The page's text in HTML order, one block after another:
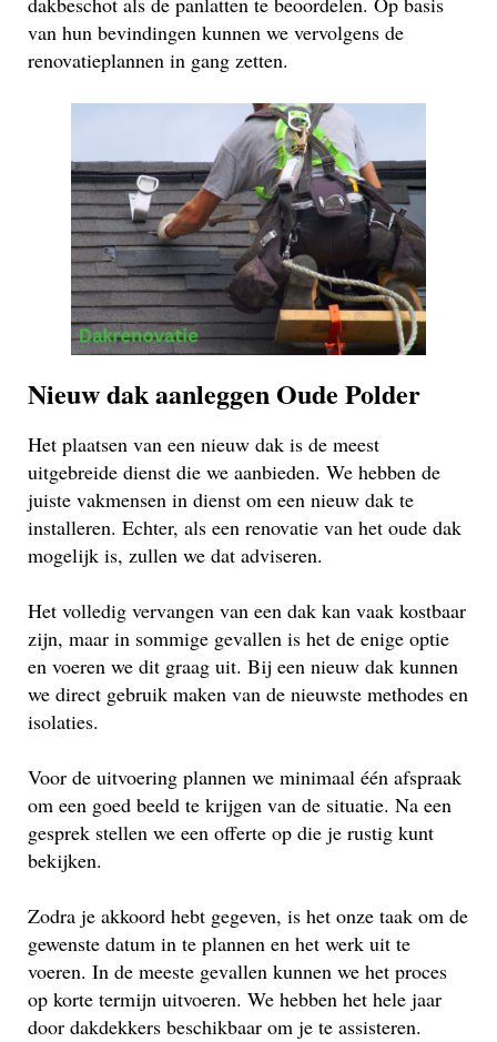
van hun bevindingen kunnen we vervolgens de
renovatieplannen in gang zetten.
Nieuw dak aanleggen Oude Polder
Het plaatsen van een nieuw dak is de meest
uitgebreide dienst die we aanbieden. We hebben de
juiste vakmensen in dienst om een nieuw dak te
installeren. Echter, als een renovatie van het oude dak
mogelijk is, zullen we dat adviseren.
Het volledig vervangen van een dak kan vaak kostbaar
zijn, maar in sommige gevallen is het de enige optie
en voeren we dit graag uit. Bij een nieuw dak kunnen
we direct gebruik maken van de nieuwste methodes en
isolaties.
Voor de uitvoering plannen we minimaal één afspraak
om een goed beeld te krijgen van de situatie. Na een
gesprek stellen we een offerte op die je rustig kunt
bekijken.
Zodra je akkoord hebt gegeven, is het onze taak om de
gewenste datum in te plannen en het werk uit te
voeren. In de meeste gevallen kunnen we het proces
op korte termijn uitvoeren. We hebben het hele jaar
door dakdekkers beschikbaar om je te assisteren.